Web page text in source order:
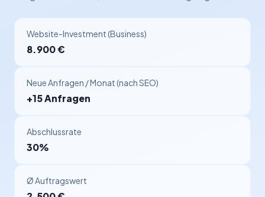
Website-Investment (Business)
8.900 €
Neue Anfragen / Monat (nach SEO)
+15 Anfragen
Abschlussrate
30%
Ø Auftragswert